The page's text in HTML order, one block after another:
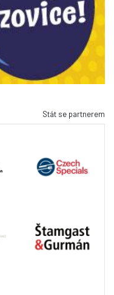
Stát se partnerem